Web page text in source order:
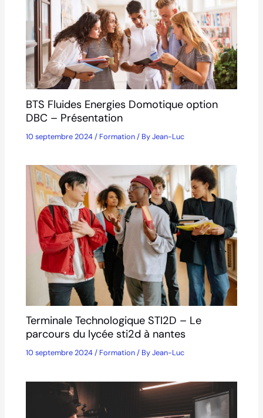
BTS Fluides Energies Domotique option
DBC – Présentation
10 septembre 2024/ Formation/ ByJean-Luc
Terminale Technologique STI2D – Le
parcours du lycée sti2d à nantes
10 septembre 2024/ Formation/ ByJean-Luc